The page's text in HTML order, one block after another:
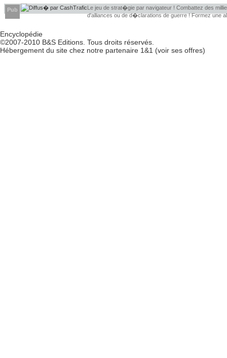
Pub
Le jeu de strat�gie par navigateur ! Combattez des
d'alliances ou de d�clarations de guerre ! Formez une
Encyclopédie
©2007-2010 B&S Editions . Tous droits réservés.
Hébergement du site chez notre partenaire 1&1 (voir ses offres)